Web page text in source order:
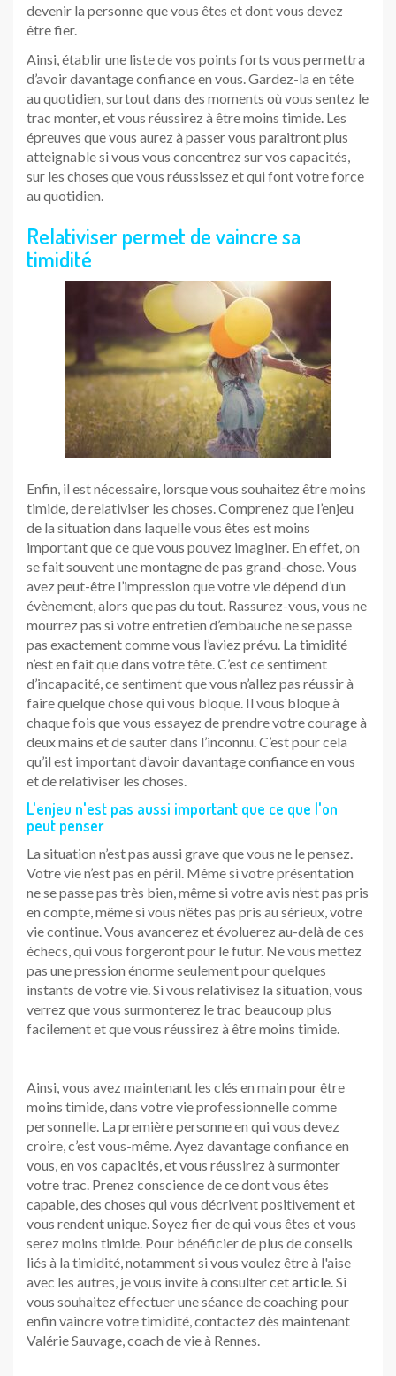
devenir la personne que vous êtes et dont vous devez
être fier.
Ainsi, établir une liste de vos points forts vous permettra
d’avoir davantage confiance en vous. Gardez-la en tête
au quotidien, surtout dans des moments où vous sentez le
trac monter, et vous réussirez à être moins timide. Les
épreuves que vous aurez à passer vous paraitront plus
atteignable si vous vous concentrez sur vos capacités,
sur les choses que vous réussissez et qui font votre force
au quotidien.
Relativiser permet de vaincre sa
timidité
Enfin, il est nécessaire, lorsque vous souhaitez être moins
timide, de relativiser les choses. Comprenez que l’enjeu
de la situation dans laquelle vous êtes est moins
important que ce que vous pouvez imaginer. En effet, on
se fait souvent une montagne de pas grand-chose. Vous
avez peut-être l’impression que votre vie dépend d’un
évènement, alors que pas du tout. Rassurez-vous, vous ne
mourrez pas si votre entretien d’embauche ne se passe
pas exactement comme vous l’aviez prévu. La timidité
n’est en fait que dans votre tête. C’est ce sentiment
d’incapacité, ce sentiment que vous n’allez pas réussir à
faire quelque chose qui vous bloque. Il vous bloque à
chaque fois que vous essayez de prendre votre courage à
deux mains et de sauter dans l’inconnu. C’est pour cela
qu’il est important d’avoir davantage confiance en vous
et de relativiser les choses.
L'enjeu n'est pas aussi important que ce que l'on
peut penser
La situation n’est pas aussi grave que vous ne le pensez.
Votre vie n’est pas en péril. Même si votre présentation
ne se passe pas très bien, même si votre avis n’est pas pris
en compte, même si vous n’êtes pas pris au sérieux, votre
vie continue. Vous avancerez et évoluerez au-delà de ces
échecs, qui vous forgeront pour le futur. Ne vous mettez
pas une pression énorme seulement pour quelques
instants de votre vie. Si vous relativisez la situation, vous
verrez que vous surmonterez le trac beaucoup plus
facilement et que vous réussirez à être moins timide.
Ainsi, vous avez maintenant les clés en main pour être
moins timide, dans votre vie professionnelle comme
personnelle. La première personne en qui vous devez
croire, c’est vous-même. Ayez davantage confiance en
vous, en vos capacités, et vous réussirez à surmonter
votre trac. Prenez conscience de ce dont vous êtes
capable, des choses qui vous décrivent positivement et
vous rendent unique. Soyez fier de qui vous êtes et vous
serez moins timide. Pour bénéficier de plus de conseils
liés à la timidité, notamment si vous voulez être à l'aise
avec les autres, je vous invite à consultercet article . Si
vous souhaitez effectuer une séance de coaching pour
enfin vaincre votre timidité, contactez dès maintenant
Valérie Sauvage, coach de vie à Rennes.